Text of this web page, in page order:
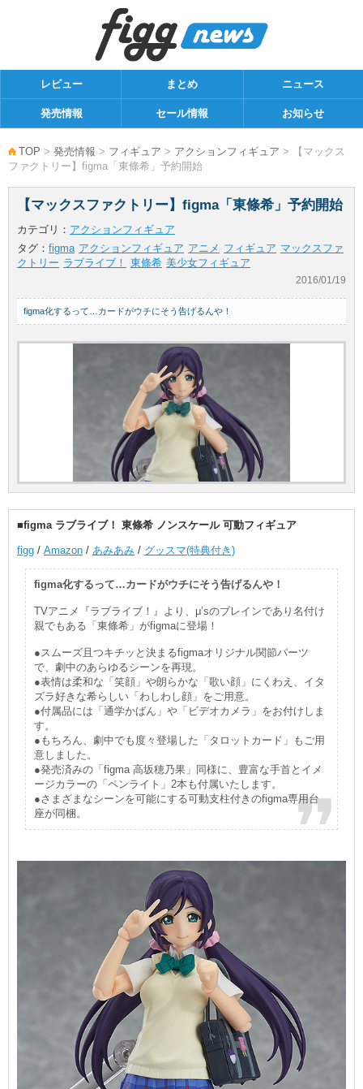
レビュー まとめ ニュース
発売情報 セール情報 お知らせ
TOP > 発売情報 > フィギュア > アクションフィギュア > 【マックス
ファクトリー】figma「東條希」予約開始
【マックスファクトリー】figma「東條希」予約開始
カテゴリ： アクションフィギュア
タグ： figma アクションフィギュア アニメ フィギュア マックスファ
クトリー ラブライブ！ 東條希 美少女フィギュア
2016/01/19
figma化するって…カードがウチにそう告げるんや！
■figma ラブライブ！ 東條希 ノンスケール 可動フィギュア
figg / Amazon / あみあみ / グッスマ(特典付き)
figma化するって…カードがウチにそう告げるんや！
TVアニメ『ラブライブ！』より、μ’sのブレインであり名付け
親でもある「東條希」がfigmaに登場！
●スムーズ且つキチッと決まるfigmaオリジナル関節パーツ
で、劇中のあらゆるシーンを再現。
●表情は柔和な「笑顔」や朗らかな「歌い顔」にくわえ、イタ
ズラ好きな希らしい「わしわし顔」をご用意。
●付属品には「通学かばん」や「ビデオカメラ」をお付けしま
す。
●もちろん、劇中でも度々登場した「タロットカード」もご用
意しました。
●発売済みの「figma 高坂穂乃果」同様に、豊富な手首とイメ
ージカラーの「ペンライト」2本も付属いたします。
●さまざまなシーンを可能にする可動支柱付きのfigma専用台
座が同梱。